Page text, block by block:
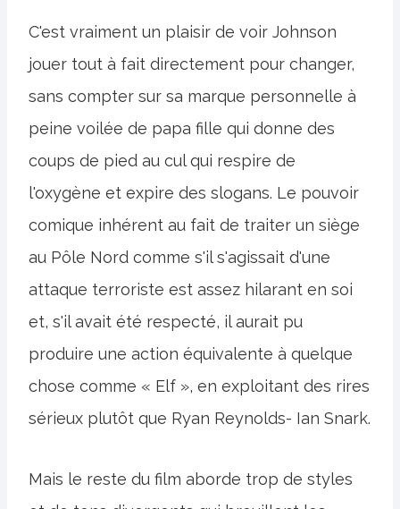
C'est vraiment un plaisir de voir Johnson
jouer tout à fait directement pour changer,
sans compter sur sa marque personnelle à
peine voilée de papa fille qui donne des
coups de pied au cul qui respire de
l'oxygène et expire des slogans. Le pouvoir
comique inhérent au fait de traiter un siège
au Pôle Nord comme s'il s'agissait d'une
attaque terroriste est assez hilarant en soi
et, s'il avait été respecté, il aurait pu
produire une action équivalente à quelque
chose comme « Elf », en exploitant des rires
sérieux plutôt que Ryan Reynolds- Ian Snark.
Mais le reste du film aborde trop de styles